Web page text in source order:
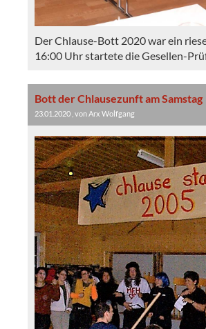
Der Chlause-Bott 2020 war ein
16:00 Uhr startete die Gesellen-
Bott der Chlausezunft am Samstag
23.01.2020 , von Arx Wolfgang